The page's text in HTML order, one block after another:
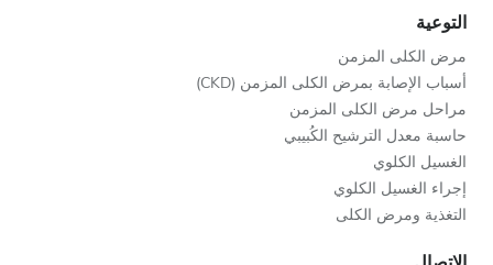
التوعية
مرض الكلى المزمن
أسباب الإصابة بمرض الكلى المزمن (CKD)
مراحل مرض الكلى المزمن
حاسبة معدل الترشيح الكُبيبي
الغسيل الكلوي
إجراء الغسيل الكلوي
التغذية ومرض الكلى